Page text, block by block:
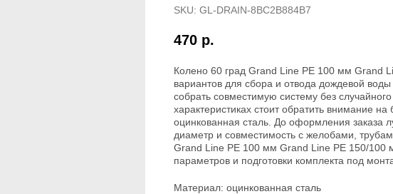
SKU: GL-DRAIN-8BC2B884B7
470 р.
Колено 60 град Grand Line PE 100 мм Grand
вариантов для сбора и отвода дождевой
собрать совместимую систему без
характеристиках стоит обратить внимание
оцинкованная сталь. До оформления заказа
диаметр и совместимость с желобами,
Grand Line PE 100 мм Grand Line PE 150/100
параметров и подготовки комплекта под
Материал: оцинкованная сталь